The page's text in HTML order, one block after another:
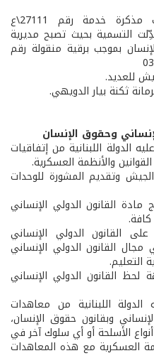
انشئت كمكتب بموجب مذكرة خدمة رقم 27111\ع
تاريخ 19/10/2009 وعدِّلت التسمية بحيث تصبح مديرية
بموجب برقية منقولة رقم
للعديد.
ثكنة بيار الدويهي.
وحقوق الإنسان
الدولة اللبنانية من إتفاقيات
والأنظمة العسكرية.
وتقديم المشورة للوحدات
القانون الدولي الإنساني
على القانون الدولي الإنساني
القانون الدولي الإنساني
التعليم.
لحظ القانون الدولي الإنساني
اللبنانية من معاهدات
وبقانون حقوق الإنسان،
الأسلحة أو أي سلوك آخر في
العسكرية مع هذه المعاهدات